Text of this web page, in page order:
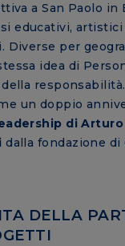
a San Paolo in
educativi,
Diverse per
idea di
un doppio
di
dalla fondazione di
DELLA